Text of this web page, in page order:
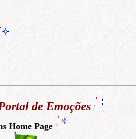
de Emoções
Home Page